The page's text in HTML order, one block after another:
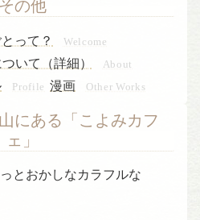
その他
って？ Welcome
いて（詳細） About
Profile 漫画 Other Works
にある「こよみカフ
ェ」
とおかしなカラフルな